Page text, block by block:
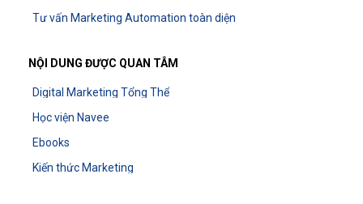
Tư vấn Marketing Automation toàn diện
NỘI DUNG ĐƯỢC QUAN TÂM
Digital Marketing Tổng Thể
Học viện Navee
Ebooks
Kiến thức Marketing